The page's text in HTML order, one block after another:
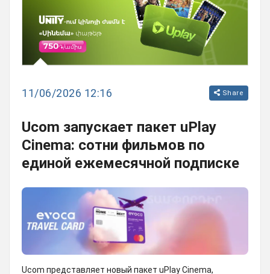
11/06/2026 12:16 Share
Ucom запускает пакет uPlay
Cinema: сотни фильмов по
единой ежемесячной подписке
Ucom представляет новый пакет uPlay Cinema,